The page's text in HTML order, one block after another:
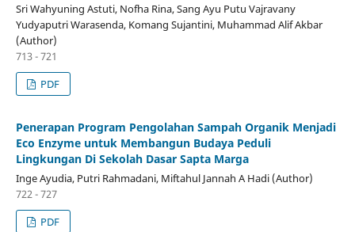
Sri Wahyuning Astuti, Nofha Rina, Sang Ayu Putu Vajravany
Yudyaputri Warasenda, Komang Sujantini, Muhammad Alif Akbar
(Author)
713 - 721
PDF
Penerapan Program Pengolahan Sampah Organik Menjadi
Eco Enzyme untuk Membangun Budaya Peduli
Lingkungan Di Sekolah Dasar Sapta Marga
Inge Ayudia, Putri Rahmadani, Miftahul Jannah A Hadi (Author)
722 - 727
PDF